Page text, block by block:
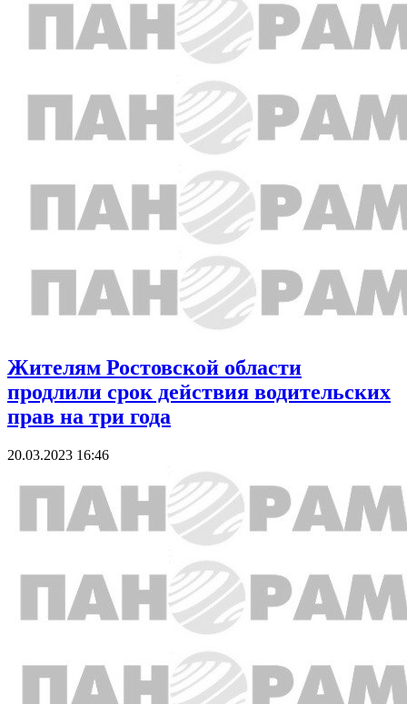
Жителям Ростовской области
продлили срок действия водительских
прав на три года
20.03.2023 16:46